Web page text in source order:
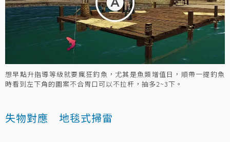
想早點升指導等級就要瘋狂釣魚，尤其是魚類增值日，順帶一提釣魚
時看到左下角的圖案不合胃口可以不拉杆，抽多2~3下。
失物對應 地毯式掃雷